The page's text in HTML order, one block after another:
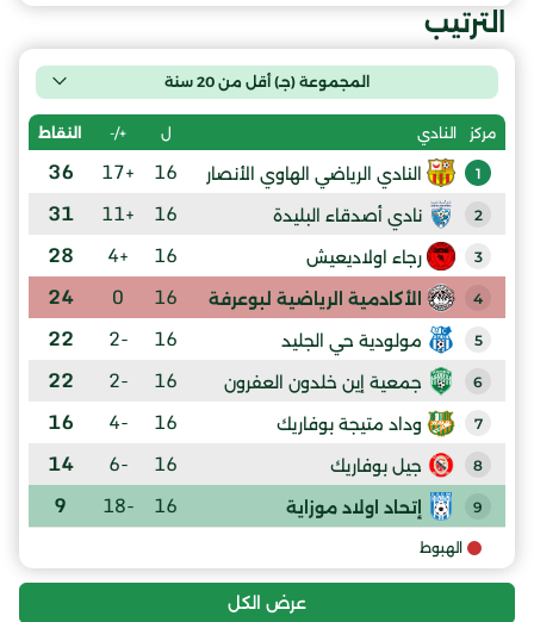
الترتيب
المجموعة (جـ) أقل من 20 سنة
مركز النادي ل +/- النقاط
1 النادي الرياضي الهاوي الأنصار 16
+17
36
2 نادي أصدقاء البليدة 16
+11
31
3 رجاء اولاديعيش 16
+4
28
4 الأكادمية الرياضية لبوعرفة 16
0
24
5 مولودية حي الجليد 16
-2
22
6 جمعية إين خلدون العفرون 16
-2
22
7 وداد متيجة بوفاريك 16
-4
16
8 جيل بوفاريك 16
-6
14
9 إتحاد اولاد موزاية 16
-18
9
الهبوط
عرض الكل